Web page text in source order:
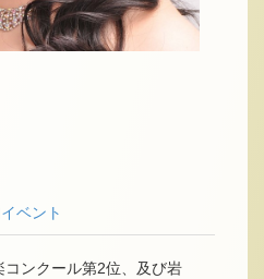
ベント
ンクール第2位、及び岩